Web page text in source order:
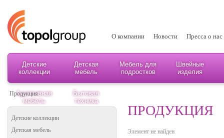
О компании Новости Пресса о нас
Детские
коллекции
Детская
мебель
Мебель для
подростков
Швейные
изделия
Адаптивная
мебель
Бытовая
техника
Продукция
Детские коллекции
Детская мебель
ПРОДУКЦИЯ
Элемент не найден